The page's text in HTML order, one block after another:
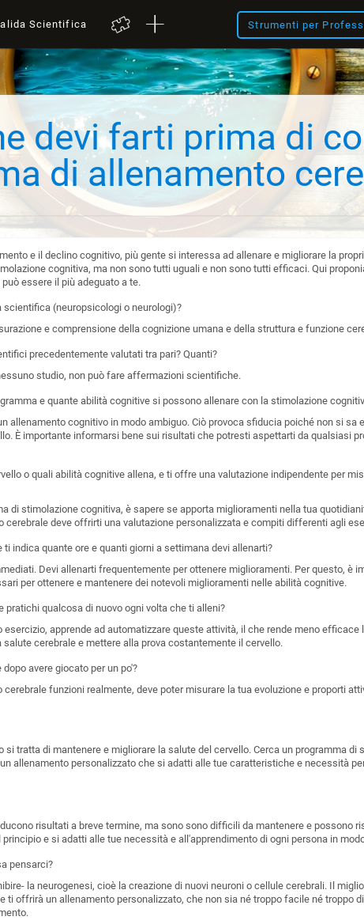
Scientifica Strumenti per
devi farti prima di
di allenamento
e il declino cognitivo, più gente si interessa ad allenare e migliorare la
cognitiva, ma non sono tutti uguali e non sono tutti efficaci. Qui
essere il più adeguato a te.
(neuropsicologi o neurologi)?
e comprensione della cognizione umana e della struttura e funzione
precedentemente valutati tra pari? Quanti?
studio, non può fare affermazioni scientifiche.
e quante abilità cognitive si possono allenare con la stimolazione
allenamento cognitivo in modo ambiguo. Ciò provoca sfiducia poiché non si sa
È importante informarsi bene sui risultati che potresti aspettarti da qualsiasi
o quali abilità cognitive allena, e ti offre una valutazione indipendente per
di stimolazione cognitiva, è sapere se apporta miglioramenti nella tua
deve offrirti una valutazione personalizzata e compiti differenti agli
indica quante ore e quanti giorni a settimana devi allenarti?
Devi allenarti frequentemente per ottenere miglioramenti. Per questo, è
per ottenere e mantenere dei notevoli miglioramenti nelle abilità cognitive.
pratichi qualcosa di nuovo ogni volta che ti alleni?
apprende ad automatizzare queste attività, il che rende meno efficace
cerebrale e mettere alla prova costantemente il cervello.
avere giocato per un po'?
funzioni realmente, deve poter misurare la tua evoluzione e proporti
tratta di mantenere e migliorare la salute del cervello. Cerca un programma di
allenamento personalizzato che si adatti alle tue caratteristiche e necessità
risultati a breve termine, ma sono sono difficili da mantenere e possono
e si adatti alle tue necessità e all'apprendimento di ogni persona in
pensarci?
la neurogenesi, cioè la creazione di nuovi neuroni o cellule cerebrali. Il
ti offrirà un allenamento personalizzato, che non sia né troppo facile né troppo